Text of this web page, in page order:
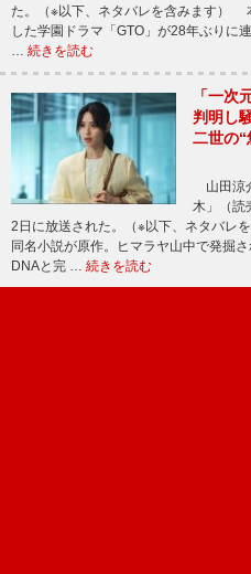
た。（※以下、ネタバレを含みます）
した学園ドラマ「GTO」が28年ぶりに
… 続きを読む
「一次
判明し
二世の“
山田涼
木」（読
2日に放送された。（※以下、ネタバ
同名小説が原作。ヒマラヤ山中で発掘
DNAと完 … 続きを読む